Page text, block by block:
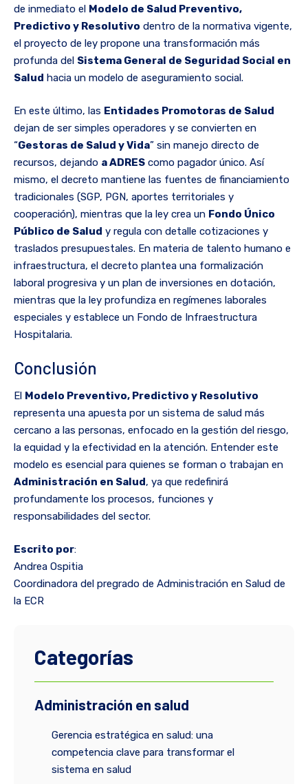
de inmediato el Modelo de Salud Preventivo,
Predictivo y Resolutivo dentro de la normativa vigente,
el proyecto de ley propone una transformación más
profunda del Sistema General de Seguridad Social en
Salud hacia un modelo de aseguramiento social.
En este último, las Entidades Promotoras de Salud
dejan de ser simples operadores y se convierten en
“Gestoras de Salud y Vida” sin manejo directo de
recursos, dejando a ADRES como pagador único. Así
mismo, el decreto mantiene las fuentes de financiamiento
tradicionales (SGP, PGN, aportes territoriales y
cooperación), mientras que la ley crea un Fondo Único
Público de Salud y regula con detalle cotizaciones y
traslados presupuestales. En materia de talento humano e
infraestructura, el decreto plantea una formalización
laboral progresiva y un plan de inversiones en dotación,
mientras que la ley profundiza en regímenes laborales
especiales y establece un Fondo de Infraestructura
Hospitalaria.
Conclusión
El Modelo Preventivo, Predictivo y Resolutivo
representa una apuesta por un sistema de salud más
cercano a las personas, enfocado en la gestión del riesgo,
la equidad y la efectividad en la atención. Entender este
modelo es esencial para quienes se forman o trabajan en
Administración en Salud, ya que redefinirá
profundamente los procesos, funciones y
responsabilidades del sector.
Escrito por:
Andrea Ospitia
Coordinadora del pregrado de Administración en Salud de
la ECR
Categorías
Administración en salud
Gerencia estratégica en salud: una
competencia clave para transformar el
sistema en salud